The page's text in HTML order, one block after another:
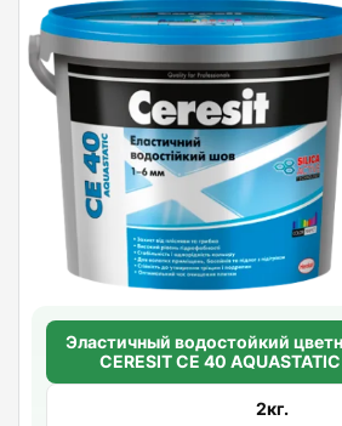
Эластичный водостойкий
CERESIT CE 40
2кг.